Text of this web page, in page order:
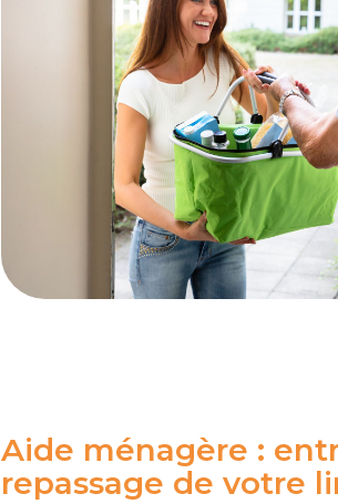
Aide ménagère :
repassage de votre